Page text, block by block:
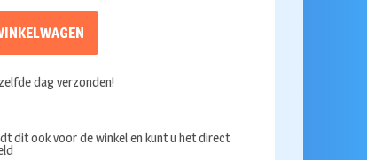
dag verzonden!
dit ook voor de winkel en kunt u het direct